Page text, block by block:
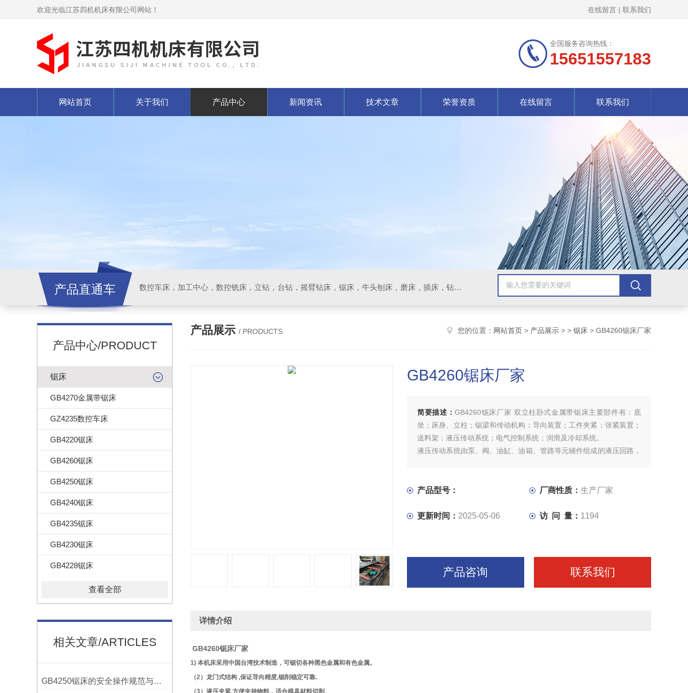
欢迎光临江苏四机机床有限公司网站！ 在线留言 | 联系我们
全国服务咨询热线：
15651557183
网站首页 关于我们 产品中心 新闻资讯 技术文章 荣誉资质 在线留言 联系我们
产品直通车 数控车床，加工中心，数控铣床，立钻，台钻，摇臂钻床，锯床，牛头刨床，磨床，插床，钻铣床，滚齿机
产品中心/PRODUCT
锯床
GB4270金属带锯床
GZ4235数控车床
GB4220锯床
GB4260锯床
GB4250锯床
GB4240锯床
GB4235锯床
GB4230锯床
GB4228锯床
查看全部
相关文章/ARTICLES
GB4250锯床的安全操作规范与注意事项
产品展示 / PRODUCTS 您的位置： 网站首页 > 产品展示 > > 锯床 > GB4260锯床厂家
GB4260锯床厂家
简要描述：GB4260锯床厂家 双立柱卧式金属带锯床主要部件有：底
坐；床身、立柱；锯梁和传动机构；导向装置；工件夹紧；张紧装置；
送料架；液压传动系统；电气控制系统；润滑及冷却系统。
液压传动系统由泵、阀、油缸、油箱、管路等元辅件组成的液压回路，
产品型号： 厂商性质： 生产厂家
更新时间： 2025-05-06 访 问 量： 1194
产品咨询 联系我们
详情介绍
GB4260锯床厂家
1) 本机床采用中国台湾技术制造，可锯切各种黑色金属和有色金属。
（2）龙门式结构 ,保证导向精度,锯削稳定可靠.
（3）液压夹紧,方便夹持物料，适合模具材料切割。